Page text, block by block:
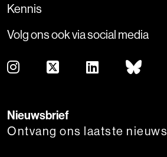
Kennis
Volg ons ook via social media
Nieuwsbrief
Ontvang ons laatste nieuws